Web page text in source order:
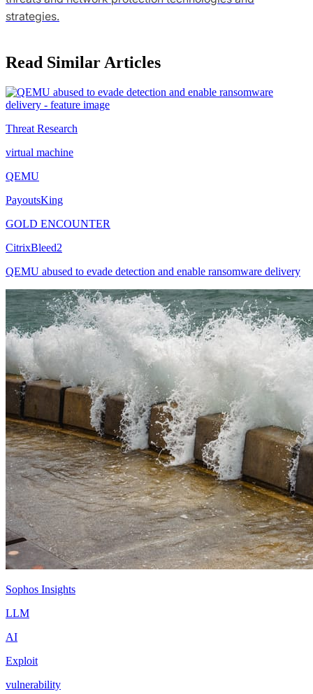
strategies.
Read Similar Articles
Threat Research
virtual machine
QEMU
PayoutsKing
GOLD ENCOUNTER
CitrixBleed2
QEMU abused to evade detection and enable ransomware delivery
Sophos Insights
LLM
AI
Exploit
vulnerability